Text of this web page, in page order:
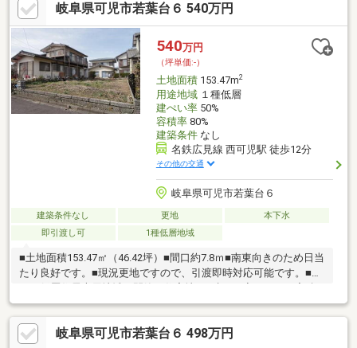
岐阜県可児市若葉台６ 540万円
540万円
（坪単価:-）
土地面積153.47m2
用途地域１種低層
建ぺい率50%
容積率80%
建築条件なし
名鉄広見線 西可児駅 徒歩12分
その他の交通
岐阜県可児市若葉台６
建築条件なし 更地
本下水
即引渡し可
1種低層地域
■土地面積153.47㎡（46.42坪）■間口約7.8ｍ■南東向きのため日当
たり良好です。■現況更地ですので、引渡即時対応可能です。■第
一種低層住居専用地域（閑静な住宅地）■建ぺい率５０％ 容積
率８０％■公営水道■公共下水■プロパンガス
岐阜県可児市若葉台６ 498万円